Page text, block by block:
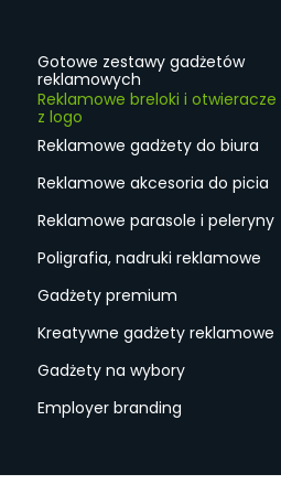
Gotowe zestawy gadżetów
reklamowych
Reklamowe breloki i otwieracze
z logo
Reklamowe gadżety do biura
Reklamowe akcesoria do picia
Reklamowe parasole i peleryny
Poligrafia, nadruki reklamowe
Gadżety premium
Kreatywne gadżety reklamowe
Gadżety na wybory
Employer branding